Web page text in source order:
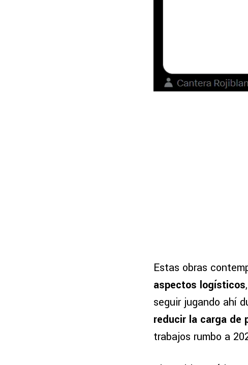
Estas obras
aspectos logísticos
seguir jugando ahí
reducir la carga de
trabajos rumbo a